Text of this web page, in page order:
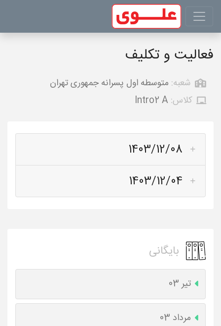
فعالیت و تکلیف
شعبه: متوسطه اول پسرانه جمهوری تهران
کلاس: Intro2 A
1403/12/08
1403/12/04
بایگانی
تیر 03
مرداد 03